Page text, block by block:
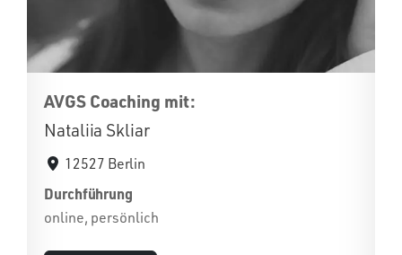
AVGS Coaching mit:
Nataliia Skliar
12527 Berlin
Durchführung
online, persönlich